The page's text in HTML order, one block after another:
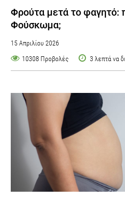
Φρούτα μετά το φαγητό:
Φούσκωμα;
15 Απριλίου 2026
10308 Προβολές
3 λεπτά να